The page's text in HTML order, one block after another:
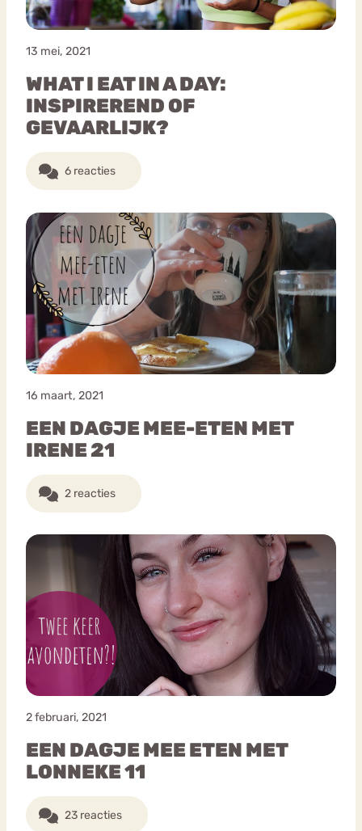
13 mei, 2021
WHAT I EAT IN A DAY:
INSPIREREND OF
GEVAARLIJK?
6 reacties
16 maart, 2021
EEN DAGJE MEE-ETEN MET
IRENE 21
2 reacties
2 februari, 2021
EEN DAGJE MEE ETEN MET
LONNEKE 11
23 reacties